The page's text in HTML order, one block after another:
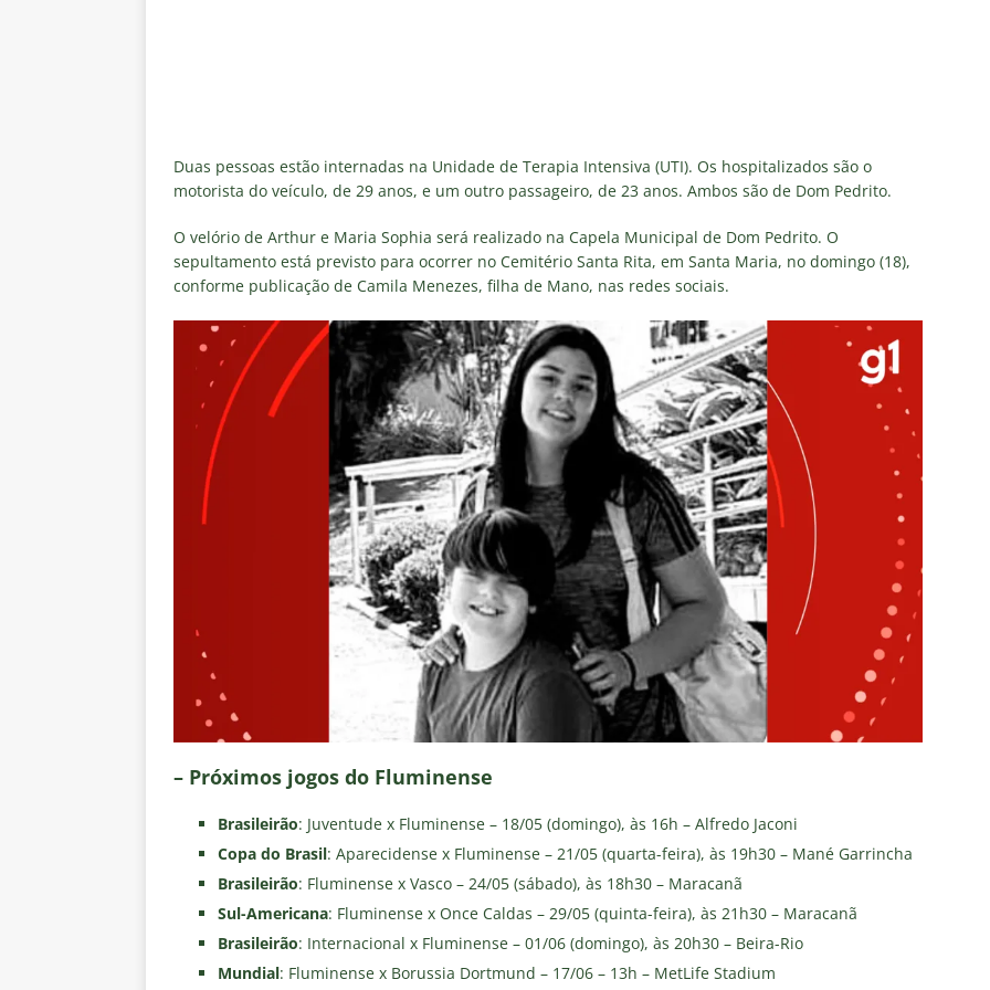
Duas pessoas estão internadas na Unidade de Terapia Intensiva (UTI). Os hospitalizados são o
motorista do veículo, de 29 anos, e um outro passageiro, de 23 anos. Ambos são de Dom Pedrito.
O velório de Arthur e Maria Sophia será realizado na Capela Municipal de Dom Pedrito. O
sepultamento está previsto para ocorrer no Cemitério Santa Rita, em Santa Maria, no domingo (18),
conforme publicação de Camila Menezes, filha de Mano, nas redes sociais.
– Próximos jogos do Fluminense
Brasileirão: Juventude x Fluminense – 18/05 (domingo), às 16h – Alfredo Jaconi
Copa do Brasil: Aparecidense x Fluminense – 21/05 (quarta-feira), às 19h30 – Mané Garrincha
Brasileirão: Fluminense x Vasco – 24/05 (sábado), às 18h30 – Maracanã
Sul-Americana: Fluminense x Once Caldas – 29/05 (quinta-feira), às 21h30 – Maracanã
Brasileirão: Internacional x Fluminense – 01/06 (domingo), às 20h30 – Beira-Rio
Mundial: Fluminense x Borussia Dortmund – 17/06 – 13h – MetLife Stadium